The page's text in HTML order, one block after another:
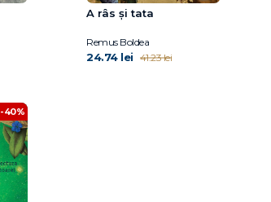
A râs și tata
Remus Boldea
24.74 lei 41.23 lei
-40%